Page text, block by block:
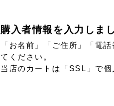
購入者情報を入力しま
「お名前」「ご住所」「電
てください。
当店のカートは「SSL」で